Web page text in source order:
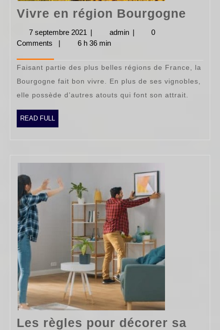
Vivre en région Bourgogne
7 septembre 2021 7
septembre
| admin admin
|
0
Comments
| 6 h 36 min
Faisant partie des plus belles régions de France, la
Bourgogne fait bon vivre. En plus de ses vignobles,
elle possède d’autres atouts qui font son attrait.
READ FULL
FULL
Les règles pour décorer sa